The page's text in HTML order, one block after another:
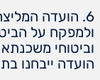
6. הועדה
ולמפקח על
וביטוחי
הועדה ייבחנו